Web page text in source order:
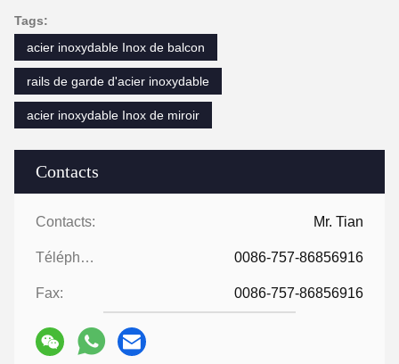
Contacts
Contacts: Mr. Tian
Téléphone: 0086-757-86856916
Fax: 0086-757-86856916
Tags:
acier inoxydable Inox de balcon
rails de garde d'acier inoxydable
acier inoxydable Inox de miroir